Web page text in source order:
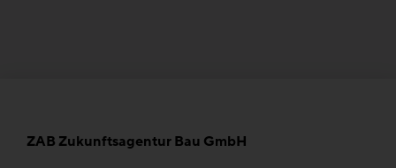
ZAB Zukunftsagentur Bau GmbH